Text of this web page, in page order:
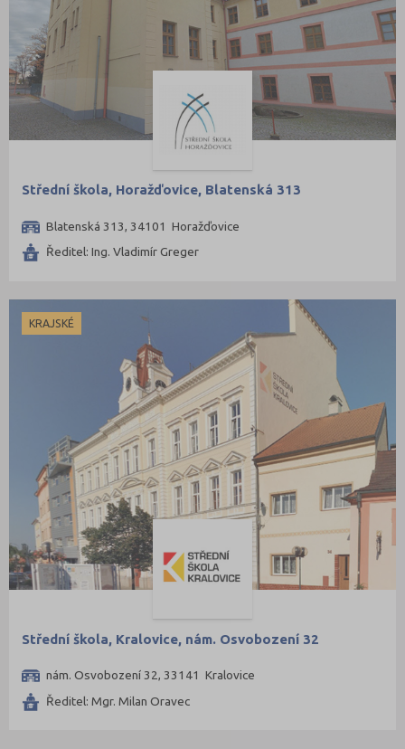
Střední škola, Horažďovice, Blatenská 313
Blatenská 313, 34101 Horažďovice
Ředitel: Ing. Vladimír Greger
KRAJSKÉ
Střední škola, Kralovice, nám. Osvobození 32
nám. Osvobození 32, 33141 Kralovice
Ředitel: Mgr. Milan Oravec